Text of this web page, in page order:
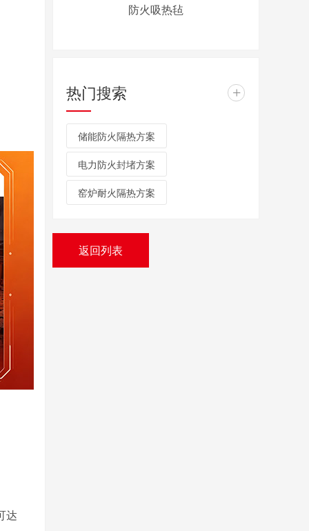
达
防火吸热毡
热门搜索 +
储能防火隔热方案
电力防火封堵方案
窑炉耐火隔热方案
返回列表